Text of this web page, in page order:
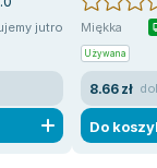
jutro Miękka
Używana
8.66 zł
Do